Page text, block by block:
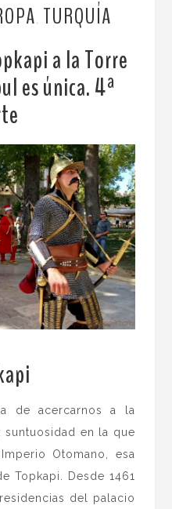
TURQUÍA
a la Torre
es única. 4ª
de acercarnos a la
en la que
Otomano, esa
Topkapi. Desde 1461
del palacio